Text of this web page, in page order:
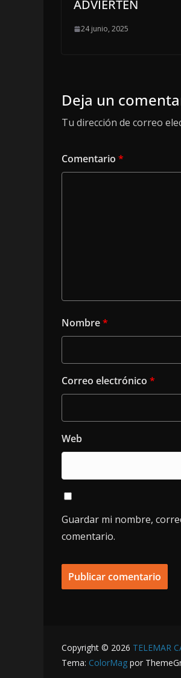
ADVIERTEN
24 junio, 2025
Deja un
Tu dirección de correo
Comentario *
Nombre*
Correo electrónico *
Web
Guardar mi nombre,
comentario.
Copyright © 2026 TELEMAR
Tema: ColorMag por